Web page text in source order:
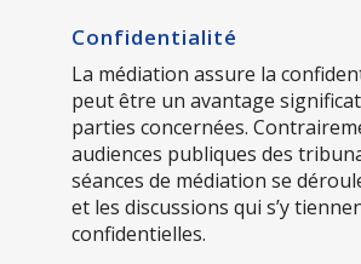
Confidentialité
La médiation assure la
peut être un avantage
parties concernées.
audiences publiques des
séances de médiation se
et les discussions qui s’y
confidentielles.